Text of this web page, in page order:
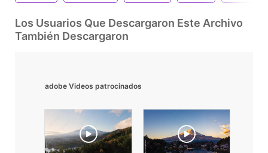
Los Usuarios Que Descargaron Este Archivo
También Descargaron
adobe Videos patrocinados